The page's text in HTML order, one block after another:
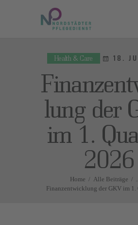
Health & Care 18.
lung der
im 1.
2026
Home Alle Beiträge
Finanzentwicklung der GKV im 1.
ÜBER UNS
FRAGEN UND
ANTWORTEN
KONTAKT